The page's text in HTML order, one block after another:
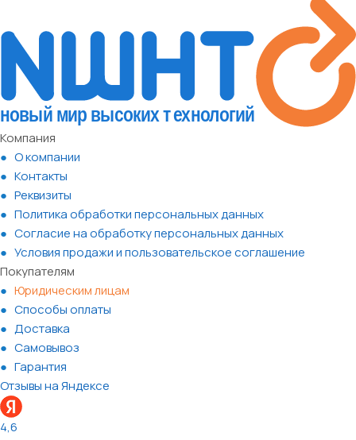
Компания
О компании
Контакты
Реквизиты
Политика обработки персональных данных
Согласие на обработку персональных данных
Условия продажи и пользовательское соглашение
Покупателям
Юридическим лицам
Способы оплаты
Доставка
Самовывоз
Гарантия
Отзывы на Яндексе
4,6